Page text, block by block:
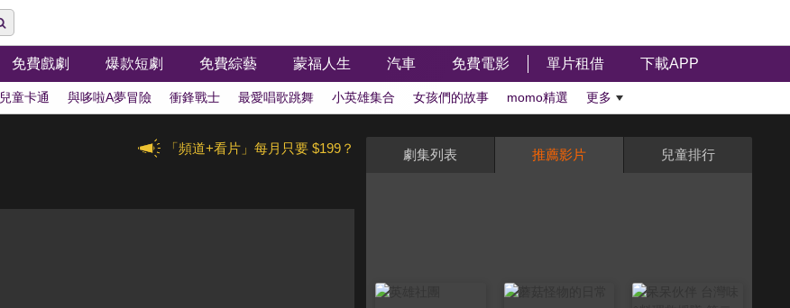
免費戲劇 爆款短劇 免費綜藝 蒙福人生 汽車 免費電影 單片租借 下載APP
兒童卡通 與哆啦A夢冒險 衝鋒戰士 最愛唱歌跳舞 小英雄集合 女孩們的故事 momo精選 更多
「頻道+看片」每月只要 $199？ 劇集列表 推薦影片 兒童排行